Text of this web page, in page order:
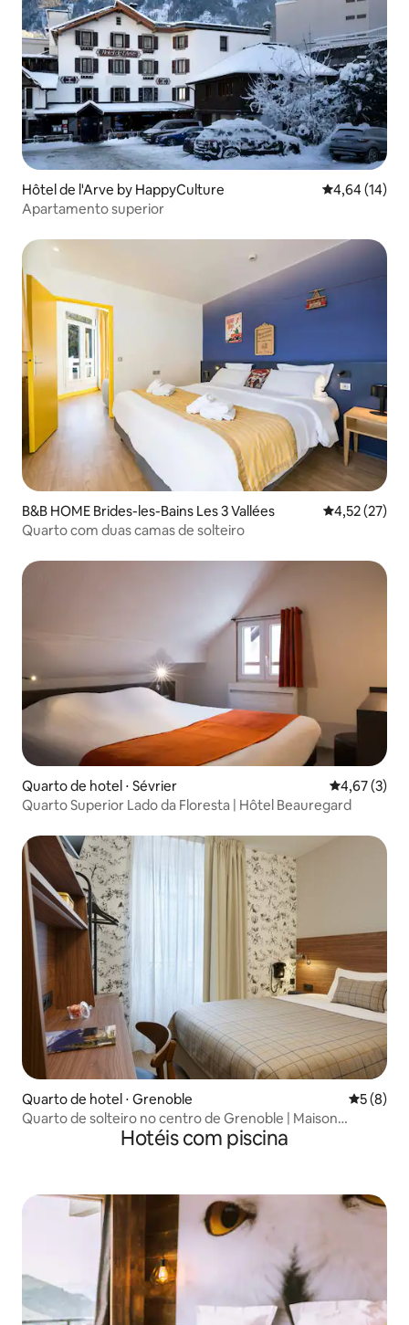
Hôtel de l'Arve by HappyCulture 4,64 de uma
4,64 (14)
Apartamento superior
B&B HOME Brides-les-Bains Les 3 Vallées 4,52 de uma
4,52 (27)
Quarto com duas camas de solteiro
Quarto de hotel ⋅ Sévrier 4,67 de
4,67 (3)
Quarto Superior Lado da Floresta | Hôtel Beauregard
Quarto de hotel ⋅ Grenoble 5 de
5 (8)
Quarto de solteiro no centro de Grenoble | Maison
Hotéis com piscina